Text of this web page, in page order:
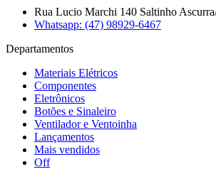
Rua Lucio Marchi 140 Saltinho
Whatsapp: (47) 98929-6467
Departamentos
Materiais Elétricos
Componentes
Eletrônicos
Botões e Sinaleiro
Ventilador e Ventoinha
Lançamentos
Mais vendidos
Off